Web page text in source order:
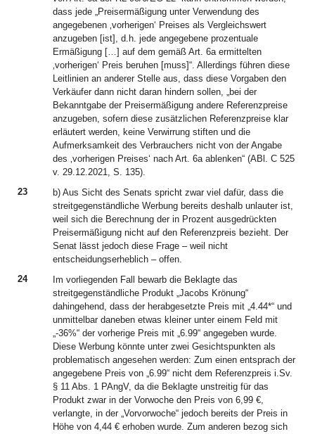
dass jede „Preisermäßigung unter Verwendung des
angegebenen ‚vorherigen‘ Preises als Vergleichswert
anzugeben [ist], d.h. jede angegebene prozentuale
Ermäßigung […] auf dem gemäß Art. 6a ermittelten
‚vorherigen‘ Preis beruhen [muss]“. Allerdings führen diese
Leitlinien an anderer Stelle aus, dass diese Vorgaben den
Verkäufer dann nicht daran hindern sollen, „bei der
Bekanntgabe der Preisermäßigung andere Referenzpreise
anzugeben, sofern diese zusätzlichen Referenzpreise klar
erläutert werden, keine Verwirrung stiften und die
Aufmerksamkeit des Verbrauchers nicht von der Angabe
des ‚vorherigen Preises‘ nach Art. 6a ablenken“ (ABl. C 525
v. 29.12.2021, S. 135).
23
b) Aus Sicht des Senats spricht zwar viel dafür, dass die
streitgegenständliche Werbung bereits deshalb unlauter ist,
weil sich die Berechnung der in Prozent ausgedrückten
Preisermäßigung nicht auf den Referenzpreis bezieht. Der
Senat lässt jedoch diese Frage – weil nicht
entscheidungserheblich – offen.
24
Im vorliegenden Fall bewarb die Beklagte das
streitgegenständliche Produkt „Jacobs Krönung“
dahingehend, dass der herabgesetzte Preis mit „4.44*“ und
unmittelbar daneben etwas kleiner unter einem Feld mit
„-36%“ der vorherige Preis mit „6.99“ angegeben wurde.
Diese Werbung könnte unter zwei Gesichtspunkten als
problematisch angesehen werden: Zum einen entsprach der
angegebene Preis von „6.99“ nicht dem Referenzpreis i.Sv.
§ 11 Abs. 1 PAngV, da die Beklagte unstreitig für das
Produkt zwar in der Vorwoche den Preis von 6,99 €,
verlangte, in der „Vorvorwoche“ jedoch bereits der Preis in
Höhe von 4,44 € erhoben wurde. Zum anderen bezog sich